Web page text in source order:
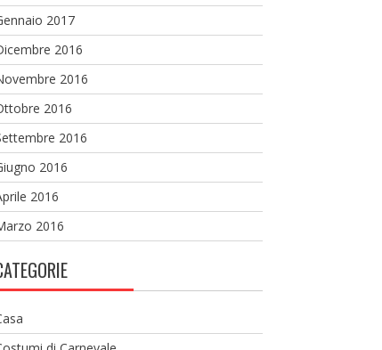
2017
2016
2016
2016
2016
2016
2016
2016